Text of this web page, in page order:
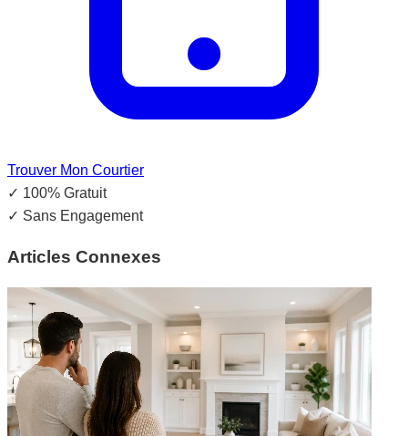
Trouver Mon Courtier
✓ 100% Gratuit
✓ Sans Engagement
Articles Connexes